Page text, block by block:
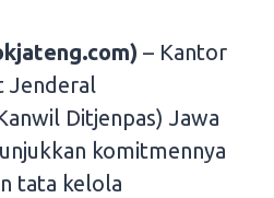
– Kantor
Jenderal
Ditjenpas) Jawa
komitmennya
tata kelola